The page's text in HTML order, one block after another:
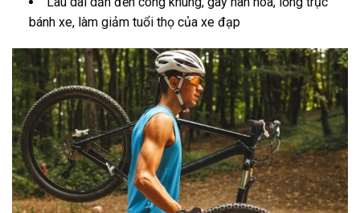
bánh xe, làm giảm tuổi thọ của xe đạp